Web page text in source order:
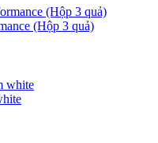
(Hộp 3 quả)